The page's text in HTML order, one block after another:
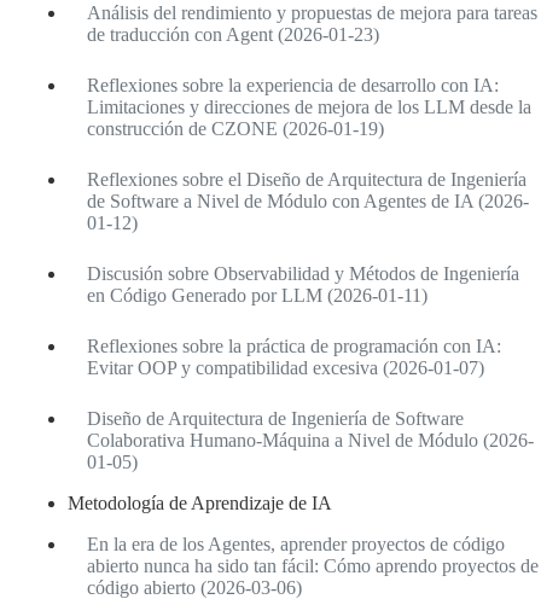
Análisis del rendimiento y propuestas de mejora para tareas
de traducción con Agent (2026-01-23)
Reflexiones sobre la experiencia de desarrollo con IA:
Limitaciones y direcciones de mejora de los LLM desde la
construcción de CZONE (2026-01-19)
Reflexiones sobre el Diseño de Arquitectura de Ingeniería
de Software a Nivel de Módulo con Agentes de IA (2026-
01-12)
Discusión sobre Observabilidad y Métodos de Ingeniería
en Código Generado por LLM (2026-01-11)
Reflexiones sobre la práctica de programación con IA:
Evitar OOP y compatibilidad excesiva (2026-01-07)
Diseño de Arquitectura de Ingeniería de Software
Colaborativa Humano-Máquina a Nivel de Módulo (2026-
01-05)
Metodología de Aprendizaje de IA
En la era de los Agentes, aprender proyectos de código
abierto nunca ha sido tan fácil: Cómo aprendo proyectos de
código abierto (2026-03-06)